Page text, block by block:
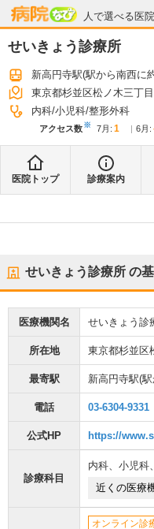
人で選べる医
病院なび
せいきょう診療所
新高円寺駅(駅から南西に
東京都杉並区松ノ木三丁
内科 小児科 整形外科
アクセス数※ 7月 : 1 6月 :
医院トップ 診療案内
せいきょう診療所 の
医療機関名 せいきょう診
所在地 東京都杉並区
最寄駅 新高円寺駅(駅
電話 03-6304-9331
公式HP https://
診療科目
内科、 小児科、
近くの医療
オンライン診